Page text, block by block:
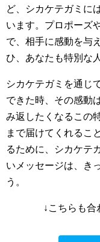
ど、シカケテガミに
います。プロポーズ
で、相手に感動を与
ひ、あなたも特別な
シカケテガミを通じ
できた時、その感動
み返したくなるこの
まで届けてくれるこ
るために、シカケテ
いメッセージは、き
う。
↓こちらも合